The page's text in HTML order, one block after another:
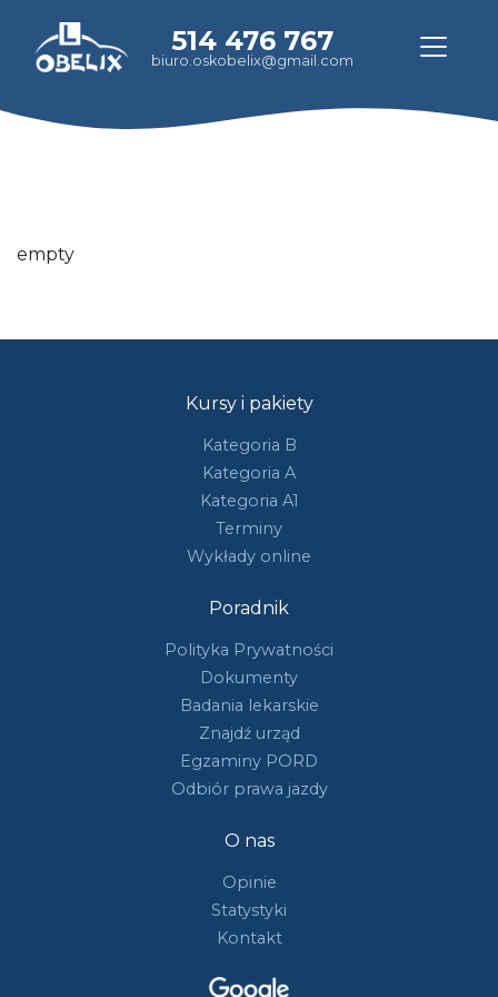
514 476 767
biuro.oskobelix@gmail.com
empty
Kursy i pakiety
Kategoria B
Kategoria A
Kategoria A1
Terminy
Wykłady online
Poradnik
Polityka Prywatności
Dokumenty
Badania lekarskie
Znajdź urząd
Egzaminy PORD
Odbiór prawa jazdy
O nas
Opinie
Statystyki
Kontakt